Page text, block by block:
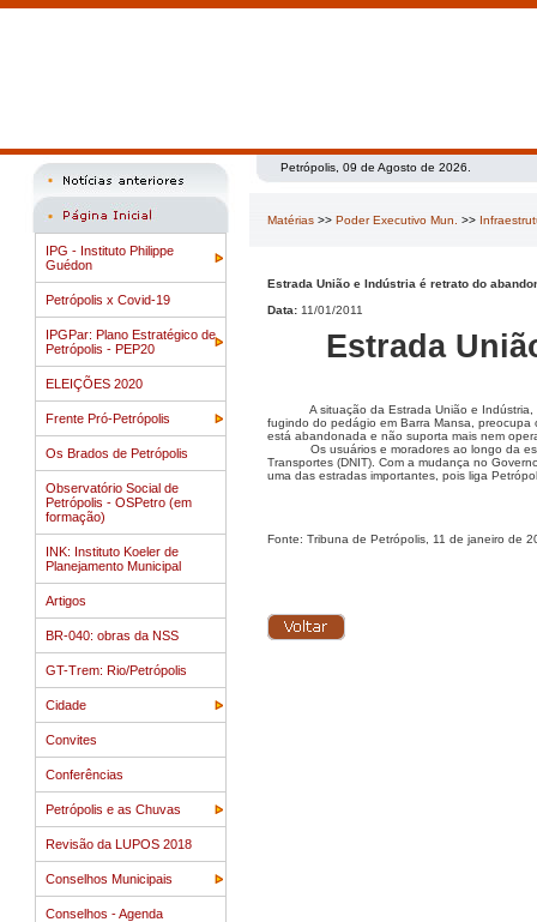
IPG - Instituto Philippe
Guédon
Petrópolis x Covid-19
IPGPar: Plano Estratégico de
Petrópolis - PEP20
ELEIÇÕES 2020
Frente Pró-Petrópolis
Os Brados de Petrópolis
Observatório Social de
Petrópolis - OSPetro (em
formação)
INK: Instituto Koeler de
Planejamento Municipal
Artigos
BR-040: obras da NSS
GT-Trem: Rio/Petrópolis
Cidade
Convites
Conferências
Petrópolis e as Chuvas
Revisão da LUPOS 2018
Conselhos Municipais
Conselhos - Agenda
Petrópolis, 09 de Agosto de 2026.
Matérias >> Poder Executivo Mun. >>
Estrada União e Indústria é retrato do
Data: 11/01/2011
Estrada
A situação da Estrada União e
fugindo do pedágio em Barra Mansa, preocupa
está abandonada e não suporta mais nem
Os usuários e moradores ao longo da
Transportes (DNIT). Com a mudança no
uma das estradas importantes, pois liga
Fonte: Tribuna de Petrópolis, 11 de janeiro de